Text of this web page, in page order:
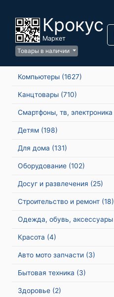
Крокус
Маркет
Товары в наличии
Компьютеры (1627)
Канцтовары (710)
Смартфоны, тв, электроника
Детям (198)
Для дома (131)
Оборудование (102)
Досуг и развлечения (25)
Строительство и ремонт (18)
Одежда, обувь, аксессуары
Красота (4)
Авто мото запчасти (3)
Бытовая техника (3)
Здоровье (2)